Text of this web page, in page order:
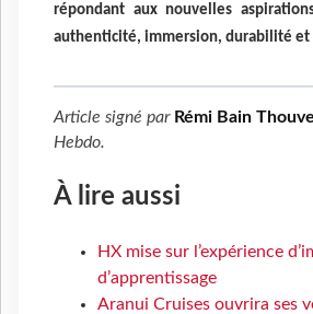
répondant aux nouvelles
authenticité, immersion, durabilité et
Article signé par Rémi Bain
Hebdo.
À lire aussi
HX mise sur l’expérience
d’apprentissage
Aranui Cruises ouvrira ses